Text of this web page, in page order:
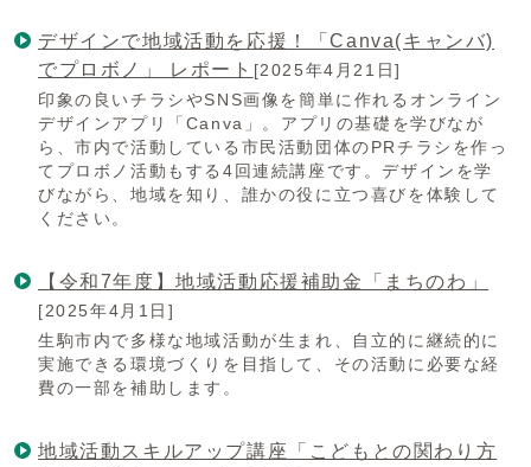
デザインで地域活動を応援！「Canva(キャンバ)
でプロボノ」 レポート [2025年4月21日]
印象の良いチラシやSNS画像を簡単に作れるオンライン
デザインアプリ「Canva」。アプリの基礎を学びなが
ら、市内で活動している市民活動団体のPRチラシを作っ
てプロボノ活動もする4回連続講座です。デザインを学
びながら、地域を知り、誰かの役に立つ喜びを体験して
ください。
【令和7年度】地域活動応援補助金「まちのわ」
[2025年4月1日]
生駒市内で多様な地域活動が生まれ、自立的に継続的に
実施できる環境づくりを目指して、その活動に必要な経
費の一部を補助します。
地域活動スキルアップ講座「こどもとの関わり方